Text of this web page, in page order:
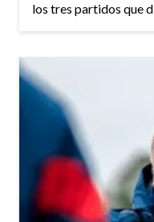
los tres partidos que